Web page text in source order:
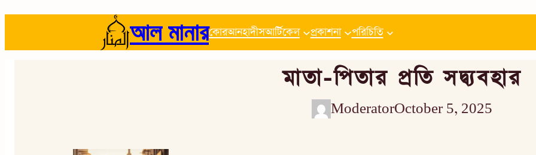
আল মানারকোরআনহাদীসআর্টিকেল প্রকাশনা পরিচিতি
মাতা-পিতার প্রতি সদ্ব্যবহার
ModeratorOctober 5, 2025